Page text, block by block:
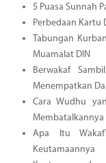
5 Puasa Sunnah
Perbedaan Kartu
Tabungan
Muamalat DIN
Berwakaf
Menempatkan
Cara Wudhu
Membatalkannya
Apa Itu
Keutamaannya